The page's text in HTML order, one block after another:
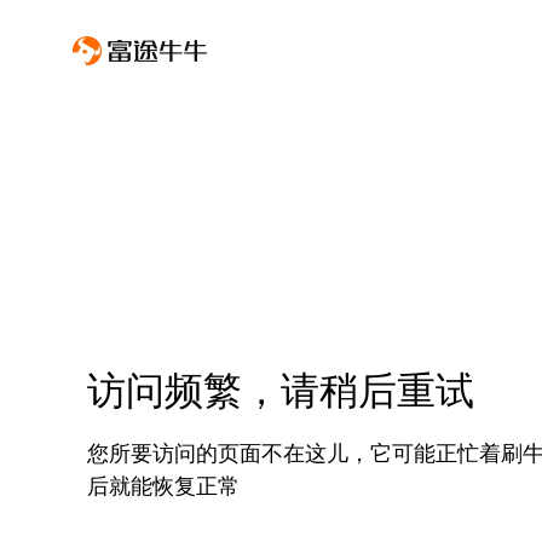
访问频繁，请稍后重试
您所要访问的页面不在这儿，它可能正忙着刷
后就能恢复正常